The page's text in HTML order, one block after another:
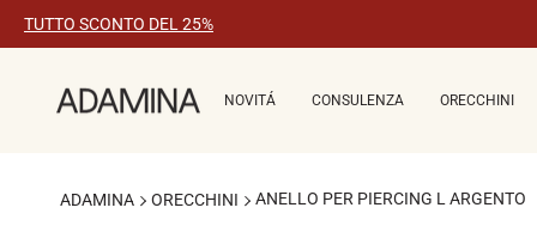
contenuto
TUTTO SCONTO DEL 25%
NOVITÁ CONSULENZA ORECCHINI
ADAMINA ORECCHINI ANELLO PER PIERCING L ARGENTO